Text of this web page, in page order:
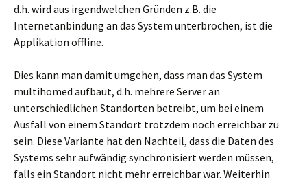
d.h. wird aus irgendwelchen Gründen z.B. die
Internetanbindung an das System unterbrochen, ist die
Applikation offline.
Dies kann man damit umgehen, dass man das System
multihomed aufbaut, d.h. mehrere Server an
unterschiedlichen Standorten betreibt, um bei einem
Ausfall von einem Standort trotzdem noch erreichbar zu
sein. Diese Variante hat den Nachteil, dass die Daten des
Systems sehr aufwändig synchronisiert werden müssen,
falls ein Standort nicht mehr erreichbar war. Weiterhin